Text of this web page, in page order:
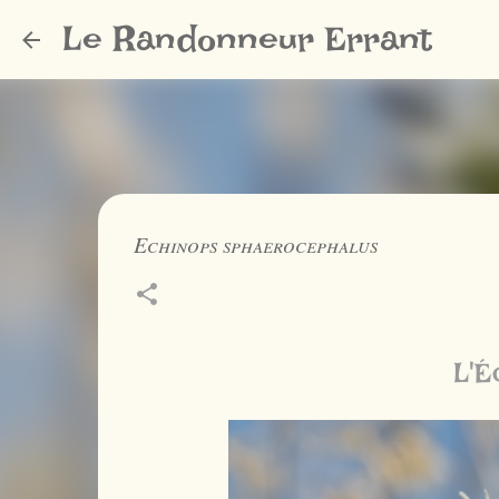
Le Randonneur Errant
Echinops sphaerocephalus